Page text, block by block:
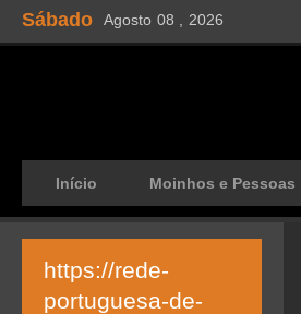
Sábado Agosto 08 , 2026
Início Moinhos e Pessoas
https://rede-
portuguesa-de-